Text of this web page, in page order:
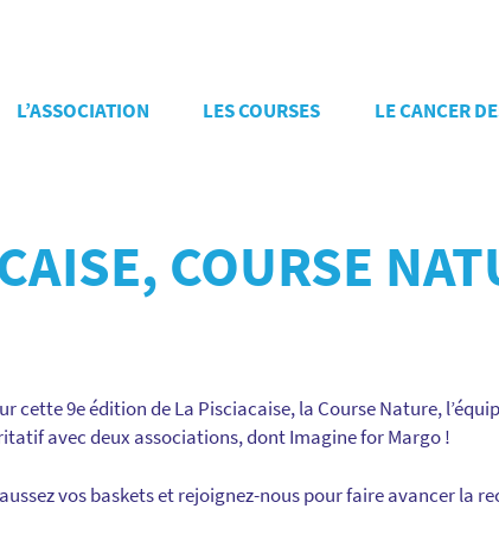
L’ASSOCIATION LES COURSES LE CANCER
COURSE
cette 9e édition de La Pisciacaise, la Course Nature,
avec deux associations, dont Imagine for Margo !
vos baskets et rejoignez-nous pour faire avancer la